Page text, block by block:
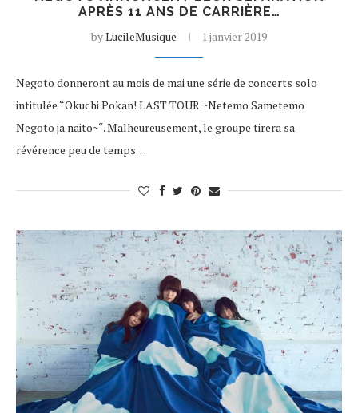
APRÈS 11 ANS DE CARRIÈRE…
byLucileMusique 1 janvier 2019
Negoto donneront au mois de mai une série de concerts solo
intitulée “Okuchi Pokan! LAST TOUR ~Netemo Sametemo
Negoto ja naito~“. Malheureusement, le groupe tirera sa
révérence peu de temps…